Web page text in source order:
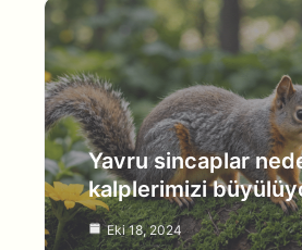
Yavru sincaplar
kalplerimizi
Eki 18, 2024